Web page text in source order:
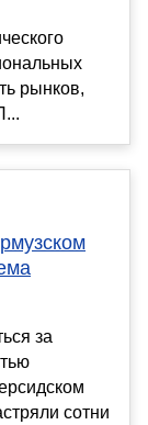
рынков,
за
сотни